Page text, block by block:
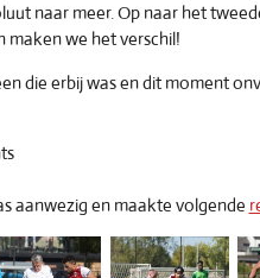
naar meer. Op naar het
maken we het verschil!
die erbij was en dit moment
aanwezig en maakte volgende